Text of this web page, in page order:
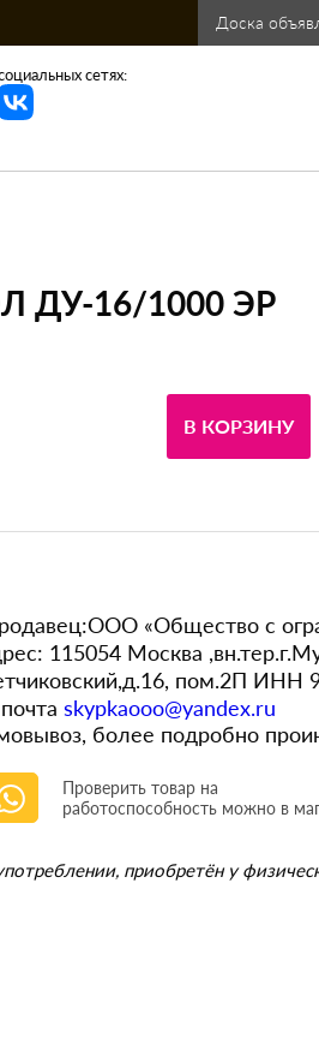
Доска
сетях:
ДУ-16/1000 ЭР
В КОРЗИНУ
«Общество с
115054 Москва
пом.2П ИНН
skypkaooo@yandex.ru
более подробно
Проверить товар на
работоспособность можно в
приобретён у